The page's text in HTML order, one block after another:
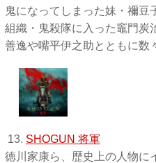
鬼になってしまった妹・禰󠄀豆
組織・鬼殺隊に入った竈門炭
善逸や嘴平伊之助とともに数
13. SHOGUN 将軍
徳川家康ら、歴史上の人物に